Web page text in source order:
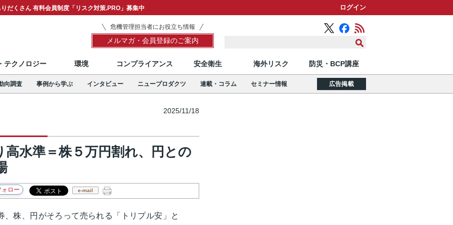
だくさん 有料会員制度「リスク対策.PRO」募集中 ログイン
危機管理担当者にお役立ち情報
メルマガ・会員登録のご案内
テクノロジー 環境 コンプライアンス 安全衛生 海外リスク 防災・BCP講座
向調査 事例から学ぶ インタビュー ニュープロダクツ 連載・コラム セミナー情報 広告掲載
2025/11/18
水準＝株５万円割れ、円との
e-mail
株、円がそろって売られる「トリプル安」と